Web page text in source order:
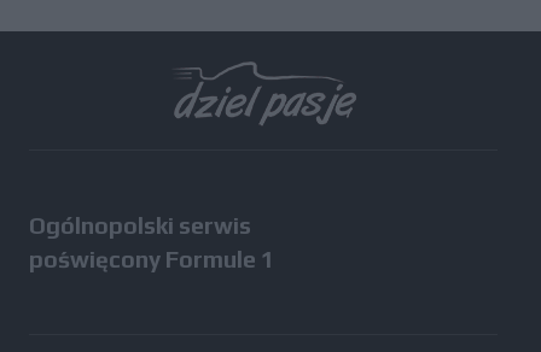
Ogólnopolski serwis
poświęcony Formule 1